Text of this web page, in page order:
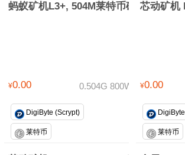
蚂蚁矿机L3+, 504M莱特币矿机
¥0.00 0.504G 800W
DigiByte (Scrypt)
莱特币
芯动矿机
¥0.00
莱特币